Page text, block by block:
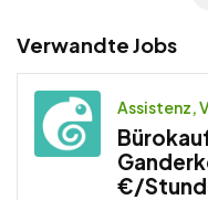
Verwandte Jobs
Assistenz,
€/